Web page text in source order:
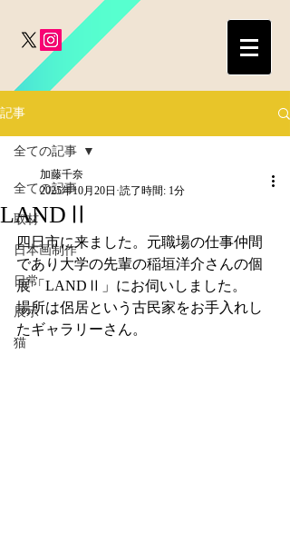
記事
全ての記事
取材
日本画制作
日常
展示
猫
全ての記事
LANDⅡ
加藤千奈
2025年10月20日 読了時間: 1分
四日市に来ました。元職場の仕事仲間
であり大学の先輩の稲垣洋介さんの個
展「LANDⅡ」にお伺いしました。
場所は侶居という古民家をお手入れし
たギャラリーさん。